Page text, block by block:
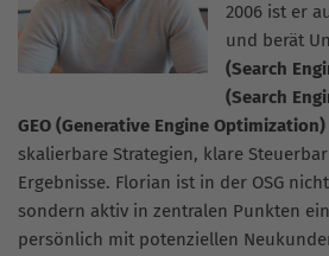
2006 ist er
und berät
(Search
(Search
GEO (Generative Engine Optimization)
skalierbare Strategien, klare
Ergebnisse. Florian ist in der OSG
sondern aktiv in zentralen Punkten
persönlich mit potenziellen